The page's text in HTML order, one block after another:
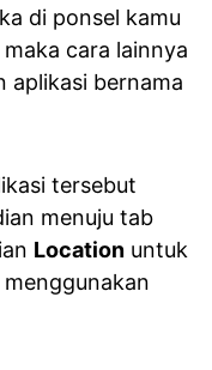
di ponsel kamu
cara lainnya
aplikasi bernama
tersebut
menuju tab
Location untuk